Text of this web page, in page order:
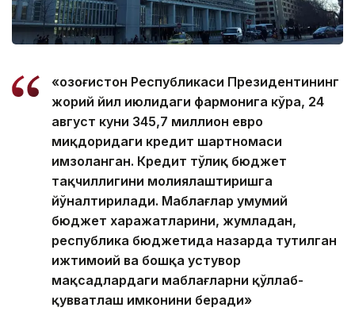
«Қозоғистон Республикаси Президентининг
жорий йил июлидаги фармонига кўра, 24
август куни 345,7 миллион евро
миқдоридаги кредит шартномаси
имзоланган. Кредит тўлиқ бюджет
тақчиллигини молиялаштиришга
йўналтирилади. Маблағлар умумий
бюджет харажатларини, жумладан,
республика бюджетида назарда тутилган
ижтимоий ва бошқа устувор
мақсадлардаги маблағларни қўллаб-
қувватлаш имконини беради»